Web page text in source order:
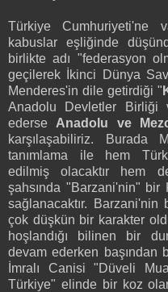
Türkiye Cumhuriyeti'ne
kabuslar eşliğinde
birlikte adı "federasyon
geçilerek İkinci Dünya
Menderes'in dile getirdiği "
Anadolu Devletler
ederse Anadolu ve
karşılaşabiliriz. Burada
tanımlama ile hem
edilmiş olacaktır hem
şahsında "Barzani'nin" bir
sağlanacaktır.
çok düşkün bir karakter
hoşlandığı bilinen bir
devam ederken
İmralı Canisi "Düveli
Türkiye" elinde bir koz